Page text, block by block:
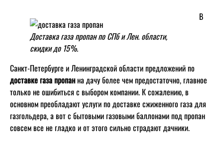
Доставка газа пропан по СПб и Лен. области,
скидки до 15%.
В
Санкт-Петербурге и Ленинградской области предложений по
доставке газа пропанна дачу более чем предостаточно, главное
только не ошибиться с выбором компании. К сожалению, в
основном преобладают услуги по доставке сжиженного газа для
газгольдера, а вот с бытовыми газовыми баллонами под пропан
совсем все не гладко и от этого сильно страдают дачники.